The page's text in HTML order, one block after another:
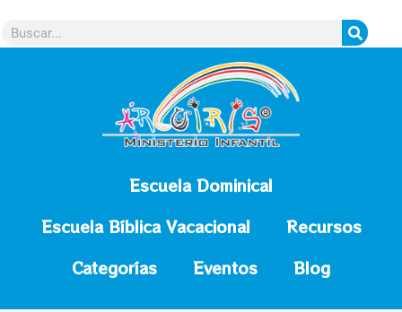
Escuela Dominical
Escuela Bíblica Vacacional
Recursos
Categorías
Eventos Blog